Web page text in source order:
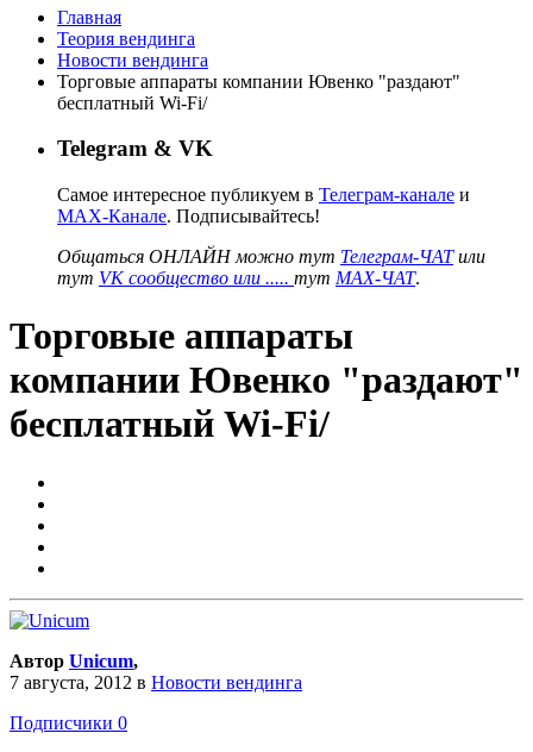
Главная
Теория вендинга
Новости вендинга
Торговые аппараты компании Ювенко "раздают"
бесплатный Wi-Fi/
Telegram & VK
Самое интересное публикуем в Телеграм-канале и
MAX-Канале. Подписывайтесь!
Общаться ОНЛАЙН можно тут Телеграм-ЧАТили
тут VK сообщество или ..... тут MAX-ЧАТ.
Торговые аппараты
компании Ювенко "раздают"
бесплатный Wi-Fi/
Автор Unicum,
7 августа, 2012 в Новости вендинга
Подписчики 0